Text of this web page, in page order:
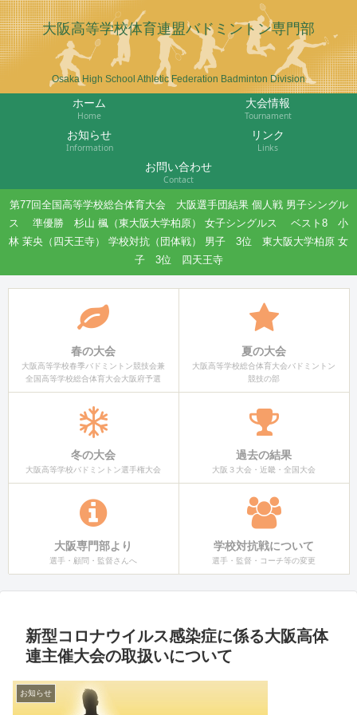
大阪高等学校体育連盟バドミントン専門部
Osaka High School Athletic Federation Badminton Division
ホーム
Home
大会情報
Tournament
お知らせ
Information
リンク
Links
お問い合わせ
Contact
第77回全国高等学校総合体育大会 大阪選手団結果 個人戦 男子シングル
ス 準優勝 杉山 楓（東大阪大学柏原） 女子シングルス ベスト8 小
林 茉央（四天王寺） 学校対抗（団体戦） 男子 3位 東大阪大学柏原 女
子 3位 四天王寺
春の大会
大阪高等学校春季バドミントン競技会兼
全国高等学校総合体育大会大阪府予選
夏の大会
大阪高等学校総合体育大会バドミントン
競技の部
冬の大会
大阪高等学校バドミントン選手権大会
過去の結果
大阪３大会・近畿・全国大会
大阪専門部より
選手・顧問・監督さんへ
学校対抗戦について
選手・監督・コーチ等の変更
新型コロナウイルス感染症に係る大阪高体
連主催大会の取扱いについて
お知らせ